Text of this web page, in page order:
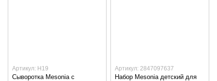
Артикул: Н19
Сыворотка Mesonia с
Артикул: 2847097637
Набор Mesonia детский для